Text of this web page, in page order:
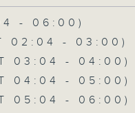
- 06:00)
02:04 - 03:00)
03:04 - 04:00)
04:04 - 05:00)
05:04 - 06:00)